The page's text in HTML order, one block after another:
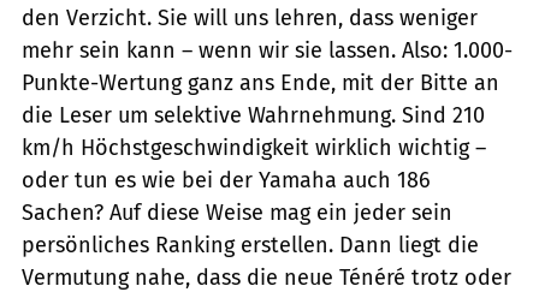
den Verzicht. Sie will uns lehren, dass weniger
mehr sein kann – wenn wir sie lassen. Also: 1.000-
Punkte-Wertung ganz ans Ende, mit der Bitte an
die Leser um selektive Wahrnehmung. Sind 210
km/h Höchstgeschwindigkeit wirklich wichtig –
oder tun es wie bei der Yamaha auch 186
Sachen? Auf diese Weise mag ein jeder sein
persönliches Ranking erstellen. Dann liegt die
Vermutung nahe, dass die neue Ténéré trotz oder